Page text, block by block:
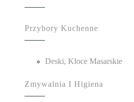
Przybory Kuchenne
Deski, Kloce Masarskie
Zmywalnia I Higiena